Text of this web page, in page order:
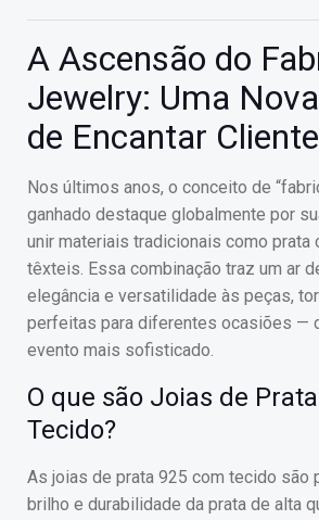
A Ascensão do
Jewelry: Uma
de Encantar
Nos últimos anos, o conceito de
ganhado destaque globalmente por
unir materiais tradicionais como prata
têxteis. Essa combinação traz um ar
elegância e versatilidade às peças,
perfeitas para diferentes ocasiões —
evento mais sofisticado.
O que são Joias de
Tecido?
As joias de prata 925 com tecido são
brilho e durabilidade da prata de alta